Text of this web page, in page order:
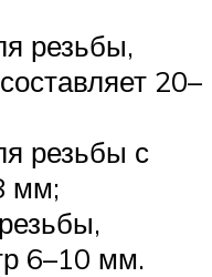
резьбы,
20–
резьбы с
мм;
6–10 мм.